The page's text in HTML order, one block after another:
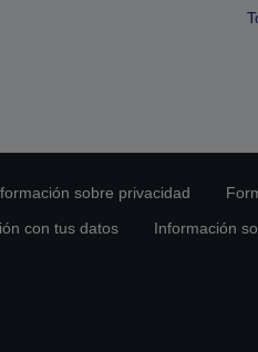
sobre privacidad
con tus datos
Información